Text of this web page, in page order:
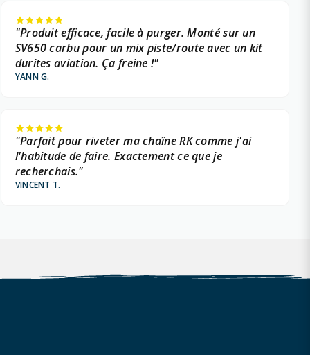
"Produit efficace, facile à purger. Monté sur un
SV650 carbu pour un mix piste/route avec un kit
durites aviation. Ça freine !"
YANN G.
"Parfait pour riveter ma chaîne RK comme j'ai
l'habitude de faire. Exactement ce que je
recherchais."
VINCENT T.